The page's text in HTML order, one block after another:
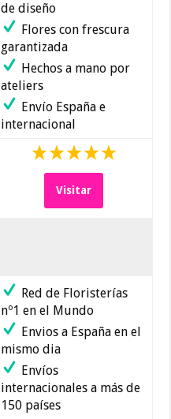
de diseño
Flores con frescura
garantizada
Hechos a mano por
ateliers
Envío España e
internacional
Visitar
Red de Floristerías
nº1 en el Mundo
Envios a España en el
mismo dia
Envíos
internacionales a más de
150 países